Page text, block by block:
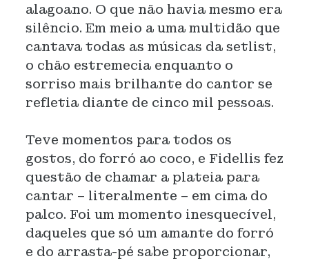
alagoano. O que não havia mesmo era
silêncio. Em meio a uma multidão que
cantava todas as músicas da setlist,
o chão estremecia enquanto o
sorriso mais brilhante do cantor se
refletia diante de cinco mil pessoas.
Teve momentos para todos os
gostos, do forró ao coco, e Fidellis fez
questão de chamar a plateia para
cantar – literalmente – em cima do
palco. Foi um momento inesquecível,
daqueles que só um amante do forró
e do arrasta-pé sabe proporcionar,